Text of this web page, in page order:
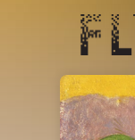
Skip header